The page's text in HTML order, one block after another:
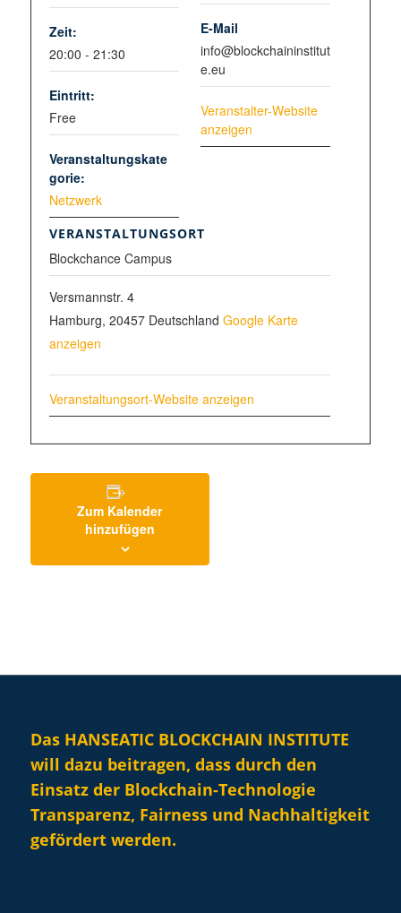
Zeit:
20:00 - 21:30
Eintritt:
Free
Veranstaltungskate
gorie:
Netzwerk
VERANSTALTUNGSORT
Blockchance Campus
Versmannstr. 4
Hamburg, 20457 Deutschland Google Karte
anzeigen
Veranstaltungsort-Website anzeigen
E-Mail
info@blockchaininstitut
e.eu
Veranstalter-Website
anzeigen
Zum Kalender
hinzufügen
Das HANSEATIC BLOCKCHAIN INSTITUTE
will dazu beitragen, dass durch den
Einsatz der Blockchain-Technologie
Transparenz, Fairness und Nachhaltigkeit
gefördert werden.